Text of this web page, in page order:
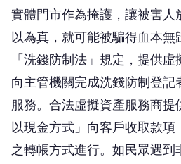
實體門市作為掩護，讓被害人
以為真，就可能被騙得血本
「洗錢防制法」規定，提供
向主管機關完成洗錢防制登記
服務。合法虛擬資產服務商
以現金方式」向客戶收取款
之轉帳方式進行。如民眾遇到